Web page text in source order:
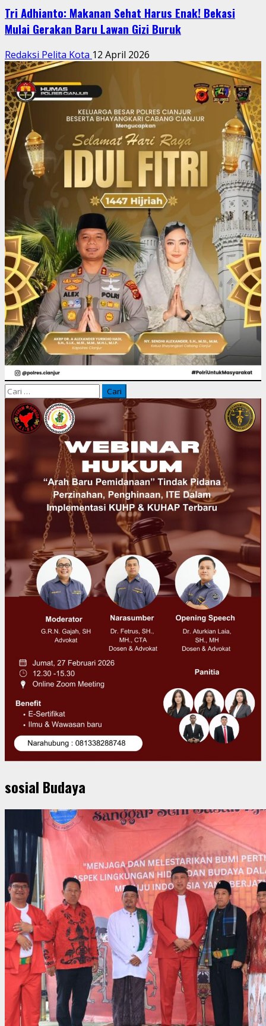
Tri Adhianto: Makanan Sehat Harus Enak! Bekasi
Mulai Gerakan Baru Lawan Gizi Buruk
Redaksi Pelita Kota 12 April 2026
Cari
untuk:
sosial Budaya